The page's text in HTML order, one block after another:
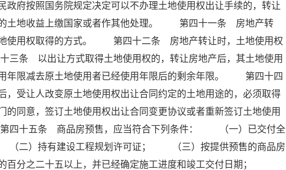
政府按照国务院规定决定可以不办理土地使用权出让手续的，转让
的土地收益上缴国家或者作其他处理。 第四十一条 房地产转
地使用权取得的方式。 第四十二条 房地产转让时，土地使用权
条 以出让方式取得土地使用权的，转让房地产后，其土地使用
年限减去原土地使用者已经使用年限后的剩余年限。 第四十四
受让人改变原土地使用权出让合同约定的土地用途的，必须取得
的同意，签订土地使用权出让合同变更协议或者重新签订土地使用
四十五条 商品房预售，应当符合下列条件： （一）已交付全
二）持有建设工程规划许可证； （三）按提供预售的商品房
百分之二十五以上，并已经确定施工进度和竣工交付日期；